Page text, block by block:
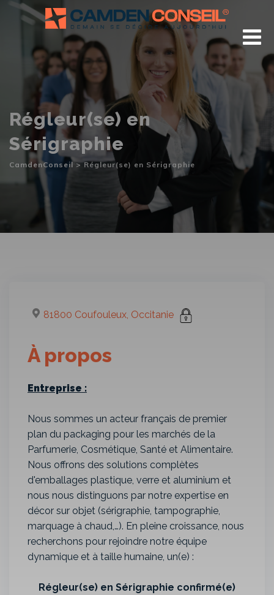
Régleur(se) en
Sérigraphie
CamdenConseil>Régleur(se) en Sérigraphie
81800 Coufouleux, Occitanie
À propos
Entreprise :
Nous sommes un acteur français de premier
plan du packaging pour les marchés de la
Parfumerie, Cosmétique, Santé et Alimentaire.
Nous offrons des solutions complètes
d'emballages plastique, verre et aluminium et
nous nous distinguons par notre expertise en
décor sur objet (sérigraphie, tampographie,
marquage à chaud,…). En pleine croissance, nous
recherchons pour rejoindre notre équipe
dynamique et à taille humaine, un(e) :
Régleur(se) en Sérigraphie confirmé(e)